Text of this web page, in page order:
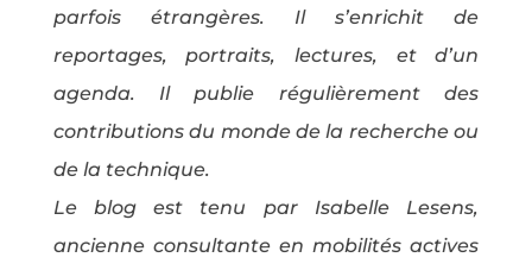
parfois étrangères. Il s’enrichit de
reportages, portraits, lectures, et d’un
agenda. Il publie régulièrement des
contributions du monde de la recherche ou
de la technique.
Le blog est tenu par Isabelle Lesens,
ancienne consultante en mobilités actives